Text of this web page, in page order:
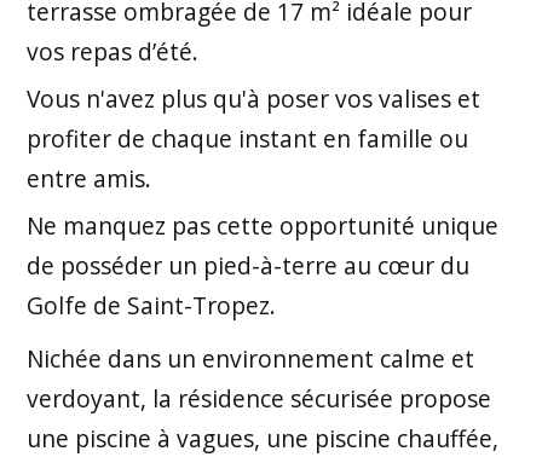
terrasse ombragée de 17 m² idéale pour
vos repas d’été.
Vous n'avez plus qu'à poser vos valises et
profiter de chaque instant en famille ou
entre amis.
Ne manquez pas cette opportunité unique
de posséder un pied-à-terre au cœur du
Golfe de Saint-Tropez.
Nichée dans un environnement calme et
verdoyant, la résidence sécurisée propose
une piscine à vagues, une piscine chauffée,